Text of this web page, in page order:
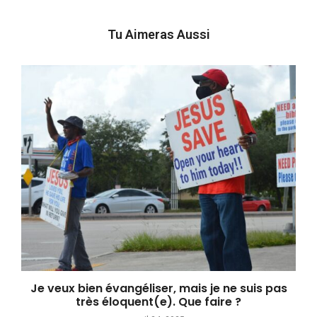
Tu Aimeras Aussi
Je veux bien évangéliser, mais je ne suis pas
très éloquent(e). Que faire ?